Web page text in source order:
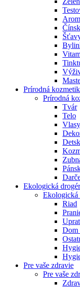
Prírodná
Prírodná
Tvár
Telo
Vlasy
Ekologická
Ekologická
Riad
Dom
Pre vaše zdravie
Pre vaše